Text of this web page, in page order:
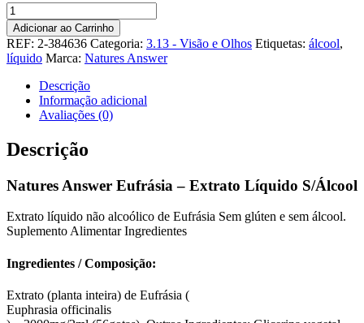
Quantidade
de
Natures
Answer
Eufrásia
Extrato
Líquido
Álcool
Adicionar ao Carrinho
REF: 2-384636 Categoria: 3.13 - Visão e Olhos Etiquetas: álcool,
líquido Marca: Natures Answer
Descrição
Informação adicional
Avaliações (0)
Descrição
Natures Answer Eufrásia – Extrato Líquido S/Álcool
Extrato líquido não alcoólico de Eufrásia Sem glúten e sem álcool.
Suplemento Alimentar Ingredientes
Ingredientes / Composição:
Extrato (planta inteira) de Eufrásia (
Euphrasia officinalis